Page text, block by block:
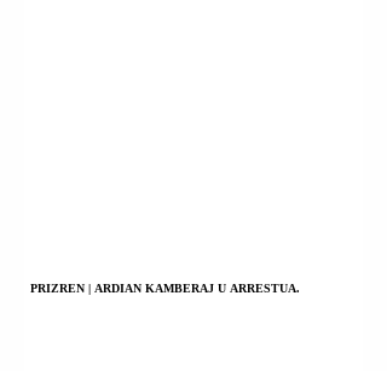
PRIZREN | ARDIAN KAMBERAJ U ARRESTUA.